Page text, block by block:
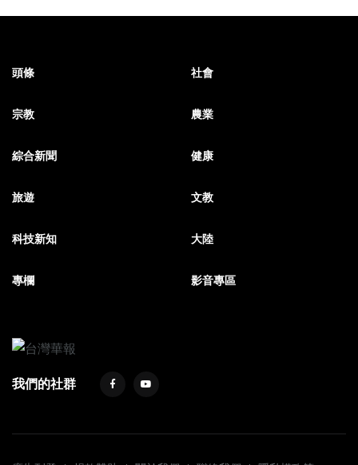
頭條 社會
宗教 農業
綜合新聞 健康
旅遊 文教
科技新知 大陸
專欄 影音專區
我們的社群